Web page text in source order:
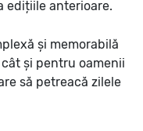
edițiile anterioare.
și memorabilă
și pentru oamenii
să petreacă zilele